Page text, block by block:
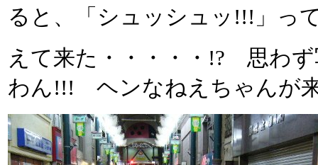
ると、「シュッシュッ!!!」っ
えて来た・・・・・!? 思わ
わん!!! ヘンなねえちゃんが